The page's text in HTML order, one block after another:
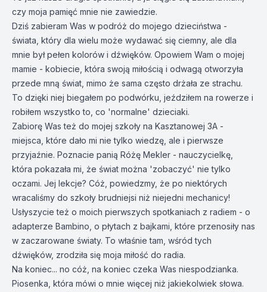
czy moja pamięć mnie nie zawiedzie.
Dziś zabieram Was w podróż do mojego dzieciństwa -
świata, który dla wielu może wydawać się ciemny, ale dla
mnie był pełen kolorów i dźwięków. Opowiem Wam o mojej
mamie - kobiecie, która swoją miłością i odwagą otworzyła
przede mną świat, mimo że sama często drżała ze strachu.
To dzięki niej biegałem po podwórku, jeździłem na rowerze i
robiłem wszystko to, co 'normalne' dzieciaki.
Zabiorę Was też do mojej szkoły na Kasztanowej 3A -
miejsca, które dało mi nie tylko wiedzę, ale i pierwsze
przyjaźnie. Poznacie panią Różę Mekler - nauczycielkę,
która pokazała mi, że świat można 'zobaczyć' nie tylko
oczami. Jej lekcje? Cóż, powiedzmy, że po niektórych
wracaliśmy do szkoły brudniejsi niż niejedni mechanicy!
Usłyszycie też o moich pierwszych spotkaniach z radiem - o
adapterze Bambino, o płytach z bajkami, które przenosiły nas
w zaczarowane światy. To właśnie tam, wśród tych
dźwięków, zrodziła się moja miłość do radia.
Na koniec... no cóż, na koniec czeka Was niespodzianka.
Piosenka, która mówi o mnie więcej niż jakiekolwiek słowa.